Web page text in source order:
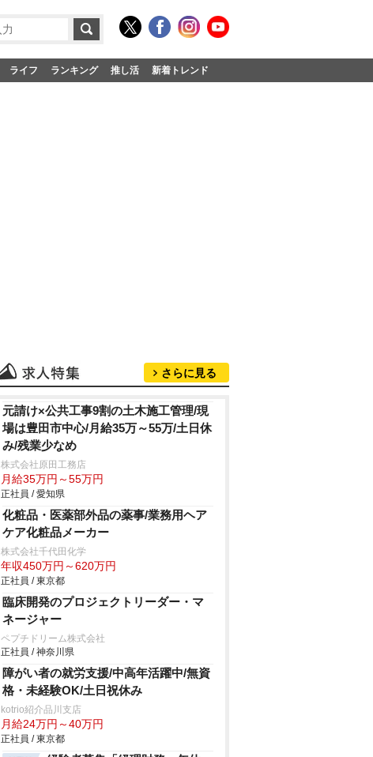
ライフ ランキング 推し活 新着トレンド
さらに見る
元請け×公共工事9割の土木施工管理/現
場は豊田市中心/月給35万～55万/土日休
み/残業少なめ
株式会社原田工務店
月給35万円～55万円
正社員 / 愛知県
化粧品・医薬部外品の薬事/業務用ヘア
ケア化粧品メーカー
株式会社千代田化学
年収450万円～620万円
正社員 / 東京都
臨床開発のプロジェクトリーダー・マ
ネージャー
ペプチドリーム株式会社
正社員 / 神奈川県
障がい者の就労支援/中高年活躍中/無資
格・未経験OK/土日祝休み
kotrio紹介品川支店
月給24万円～40万円
正社員 / 東京都